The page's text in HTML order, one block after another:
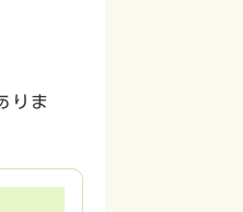
りま